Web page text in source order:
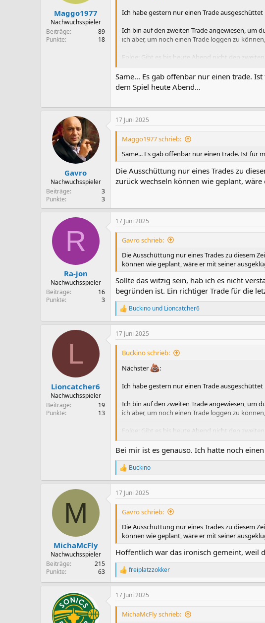
Maggo1977
Nachwuchsspieler
Beiträge
89
Punkte
18
Ich habe gestern nur einen Trade
Ich bin auf den zweiten Trade angewiesen, um
ich aber, um noch einen Trade loggen zu
Folge: Gibt es bis heute Abend nicht den
umplanen).
Same... Es gab offenbar nur einen trade.
dem Spiel heute Abend...
Gavro
Nachwuchsspieler
Beiträge
3
Punkte
3
17 Juni 2025
Maggo1977 schrieb:
Same... Es gab offenbar nur einen trade. Ist für
Die Ausschüttung nur eines Trades zu
zurück wechseln können wie geplant,
R
Ra-jon
Nachwuchsspieler
Beiträge
16
Punkte
3
17 Juni 2025
Gavro schrieb:
Die Ausschüttung nur eines Trades zu diesem
können wie geplant, wäre er mit seiner
Sollte das witzig sein, hab ich es nicht
begründen ist. Ein richtiger Trade für die
R
e
a
k
t
n
Buckino und Lioncatcher6
L
Lioncatcher6
Nachwuchsspieler
Beiträge
19
Punkte
13
17 Juni 2025
Buckino schrieb:
Nächster
:
Ich habe gestern nur einen Trade
Ich bin auf den zweiten Trade angewiesen, um
ich aber, um noch einen Trade loggen zu
Folge: Gibt es bis heute Abend nicht den
umplanen).
Bei mir ist es genauso. Ich hatte noch
R
e
a
k
t
n
:
Buckino
M
MichaMcFly
Nachwuchsspieler
Beiträge
215
Punkte
63
17 Juni 2025
Gavro schrieb:
Die Ausschüttung nur eines Trades zu diesem
können wie geplant, wäre er mit seiner
Hoffentlich war das ironisch gemeint, weil
R
e
a
k
t
freiplatzzokker
17 Juni 2025
MichaMcFly schrieb: